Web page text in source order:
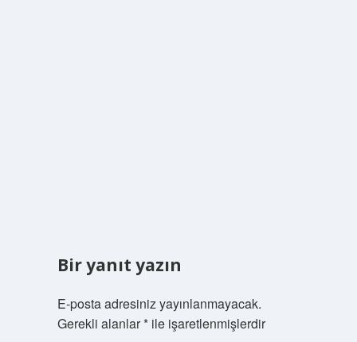
Bir yanıt yazın
E-posta adresiniz yayınlanmayacak.
Gerekli alanlar*ile işaretlenmişlerdir